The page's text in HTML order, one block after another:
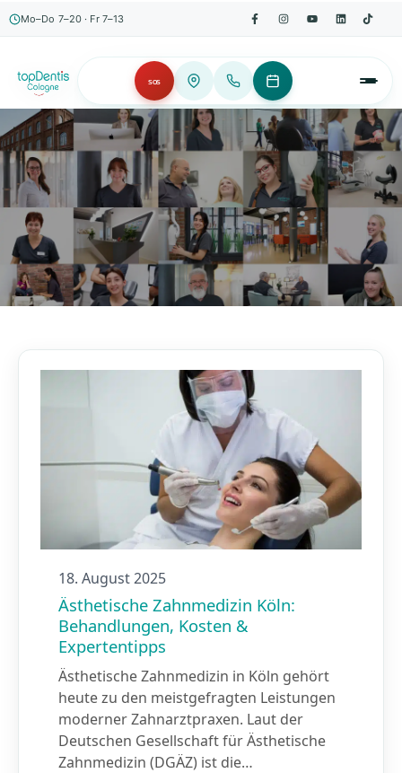
Mo–Do 7–20 · Fr 7–13
SOS
Unser Blog
18. August 2025
Ästhetische Zahnmedizin Köln:
Behandlungen, Kosten &
Expertentipps
Ästhetische Zahnmedizin in Köln gehört
heute zu den meistgefragten Leistungen
moderner Zahnarztpraxen. Laut der
Deutschen Gesellschaft für Ästhetische
Zahnmedizin (DGÄZ) ist die…